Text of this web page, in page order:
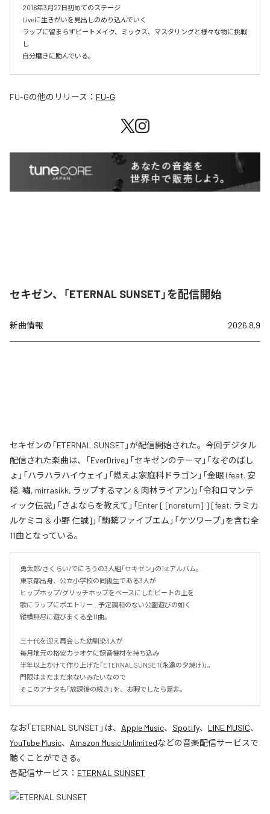
2016年3月27日初めてのステージ
Liveに生きがいを見出しのめり込んでいく
ラップに留まらずビートメイク、ミックス、マスタリングと様々な物に挑戦
し
自分磨きに励んでいる。
FU-Gの他のリリース： FU-G
セキゼン、「ETERNAL SUNSET」を配信開始
新曲情報 2026.8.9
セキゼンの「ETERNAL SUNSET」が配信開始された。今回デジタル
配信された楽曲は、「EverDrive」「セキゼンのテーマ」「なぞのばし
ょ」「ハラハラハイウェイ」「燃えよ家庭科ドラゴン」「金眼 (feat. 安
穏, 嘯, mirrasikk, ラップするマン & 肉林ライアン)」「令和ロマンテ
ィック伝説」「さよならを教えて」「Enter [ [noreturn] ] [feat. ラミカ
ルケミコ & 小野 仁誠]」「駒繋ファイブエム」「ケツワープ」を含む全
11曲となっている。
勇太郎/さくらい/でにろうの3人組「セキゼン」の1stアルバム。
東京都出身、公立小学校の同級生である3人が
ヒップホップ/グリッチホップをベースにしたビートの上を
歌にラップにポエトリー…予定調和のない公園遊びの如く
縦横無尽に遊びまくる全11曲。
三十代を迎え再会した幼馴染3人が
毎月地元の格安カラオケに録音機材を持ち込み
半年以上かけて作り上げた「ETERNAL SUNSET(永遠の夕焼け)」。
門限はまだまだ来ないみたいなので
そこのアナタも「放課後の続き」を、お暇でしたら是非。
なお「ETERNAL SUNSET 」は、 Apple Music、 Spotify、 LINE MUSIC、
YouTube Music、 Amazon Music Unlimitedなどの音楽配信サービスで
聴くことができる。
各配信サービス： ETERNAL SUNSET